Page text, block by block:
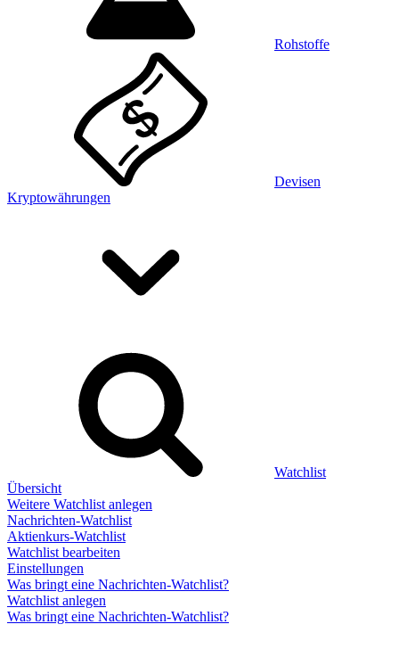
Rohstoffe
Devisen
Kryptowährungen
Watchlist
Übersicht
Weitere Watchlist anlegen
Nachrichten-Watchlist
Aktienkurs-Watchlist
Watchlist bearbeiten
Einstellungen
Was bringt eine Nachrichten-Watchlist?
Watchlist anlegen
Was bringt eine Nachrichten-Watchlist?